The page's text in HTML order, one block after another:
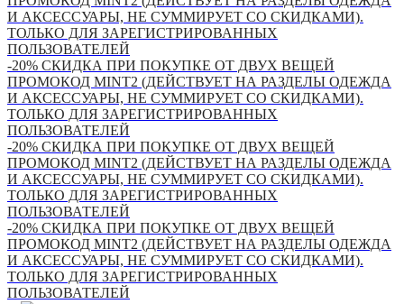
И АКСЕССУАРЫ, НЕ СУММИРУЕТ СО СКИДКАМИ).
ТОЛЬКО ДЛЯ ЗАРЕГИСТРИРОВАННЫХ
ПОЛЬЗОВАТЕЛЕЙ
-20% СКИДКА ПРИ ПОКУПКЕ ОТ ДВУХ ВЕЩЕЙ
ПРОМОКОД MINT2 (ДЕЙСТВУЕТ НА РАЗДЕЛЫ ОДЕЖДА
И АКСЕССУАРЫ, НЕ СУММИРУЕТ СО СКИДКАМИ).
ТОЛЬКО ДЛЯ ЗАРЕГИСТРИРОВАННЫХ
ПОЛЬЗОВАТЕЛЕЙ
-20% СКИДКА ПРИ ПОКУПКЕ ОТ ДВУХ ВЕЩЕЙ
ПРОМОКОД MINT2 (ДЕЙСТВУЕТ НА РАЗДЕЛЫ ОДЕЖДА
И АКСЕССУАРЫ, НЕ СУММИРУЕТ СО СКИДКАМИ).
ТОЛЬКО ДЛЯ ЗАРЕГИСТРИРОВАННЫХ
ПОЛЬЗОВАТЕЛЕЙ
-20% СКИДКА ПРИ ПОКУПКЕ ОТ ДВУХ ВЕЩЕЙ
ПРОМОКОД MINT2 (ДЕЙСТВУЕТ НА РАЗДЕЛЫ ОДЕЖДА
И АКСЕССУАРЫ, НЕ СУММИРУЕТ СО СКИДКАМИ).
ТОЛЬКО ДЛЯ ЗАРЕГИСТРИРОВАННЫХ
ПОЛЬЗОВАТЕЛЕЙ